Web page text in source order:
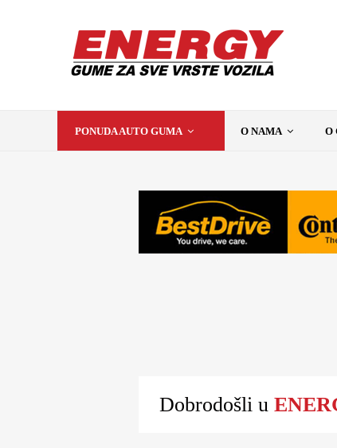
PONUDA AUTO GUMA O NAMA O
Dobrodošli u